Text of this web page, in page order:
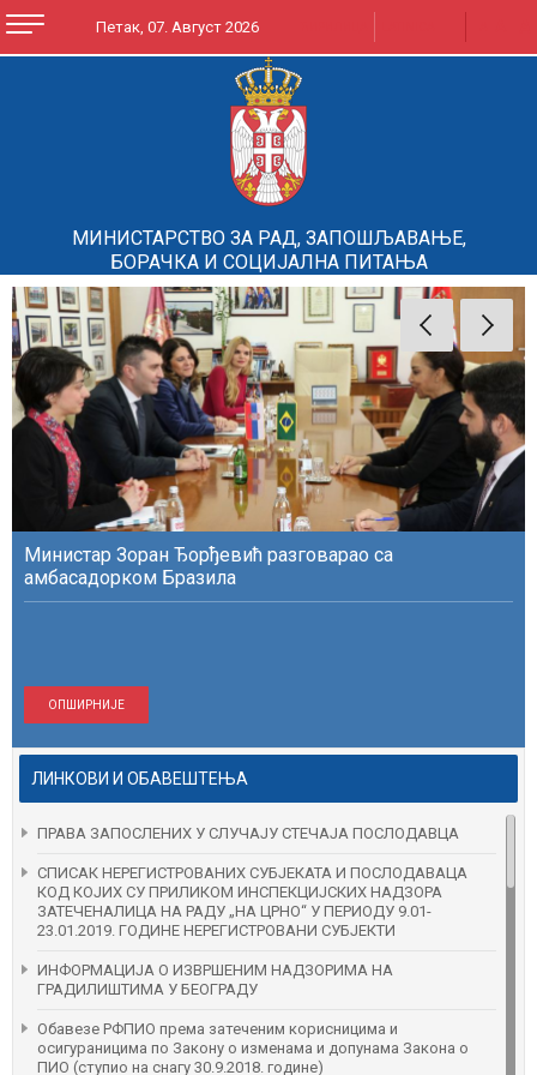
Петак, 07. Август 2026
МИНИСТАРСТВО ЗА РАД, ЗАПОШЉАВАЊЕ,
БОРАЧКА И СОЦИЈАЛНА ПИТАЊА
Министар Зоран Ђорђевић разговарао са
амбасадорком Бразила
ОПШИРНИЈЕ
ЛИНКОВИ И ОБАВЕШТЕЊА
ПРАВА ЗАПОСЛЕНИХ У СЛУЧАЈУ СТЕЧАЈА ПОСЛОДАВЦА
СПИСАК НЕРЕГИСТРОВАНИХ СУБЈЕКАТА И ПОСЛОДАВАЦА
КОД КОЈИХ СУ ПРИЛИКОМ ИНСПЕКЦИЈСКИХ НАДЗОРА
ЗАТЕЧЕНAЛИЦА НА РАДУ „НА ЦРНО“ У ПЕРИОДУ 9.01-
23.01.2019. ГОДИНЕ НЕРЕГИСТРОВАНИ СУБЈЕКТИ
ИНФОРМАЦИЈА О ИЗВРШЕНИМ НАДЗОРИМА НА
ГРАДИЛИШТИМА У БЕОГРАДУ
Обавезе РФПИО према затеченим корисницима и
осигураницима по Закону о изменама и допунама Закона о
ПИО (ступио на снагу 30.9.2018. године)